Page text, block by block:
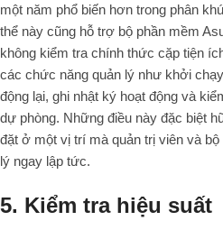
một năm phổ biến hơn trong phân
thể này cũng hỗ trợ bộ phần mềm
không kiểm tra chính thức cặp tiện
các chức năng quản lý như khởi
động lại, ghi nhật ký hoạt động và
dự phòng. Những điều này đặc biệt
đặt ở một vị trí mà quản trị viên và
lý ngay lập tức.
5. Kiểm tra hiệu suất